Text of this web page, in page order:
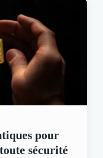
pour
sécurité